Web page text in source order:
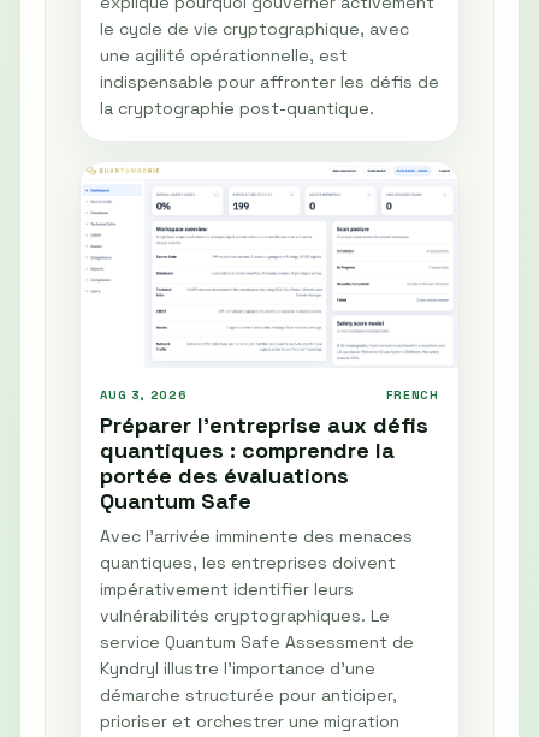
le cycle de vie cryptographique, avec
une agilité opérationnelle, est
indispensable pour affronter les défis de
la cryptographie post-quantique.
AUG 3, 2026 FRENCH
Préparer l'entreprise aux défis
quantiques : comprendre la
portée des évaluations
Quantum Safe
Avec l'arrivée imminente des menaces
quantiques, les entreprises doivent
impérativement identifier leurs
vulnérabilités cryptographiques. Le
service Quantum Safe Assessment de
Kyndryl illustre l'importance d'une
démarche structurée pour anticiper,
prioriser et orchestrer une migration